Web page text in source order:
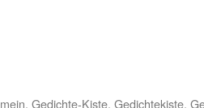
, Gedichte-Kiste, Gedichtekiste,